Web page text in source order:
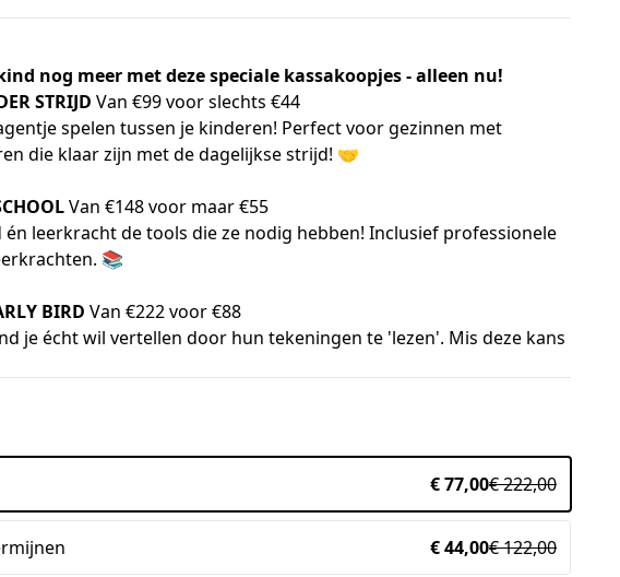
nog meer met deze speciale kassakoopjes - alleen nu!
STRIJD Van €99 voor slechts €44
spelen tussen je kinderen! Perfect voor gezinnen met
die klaar zijn met de dagelijkse strijd! 🤝
Van €148 voor maar €55
én leerkracht de tools die ze nodig hebben! Inclusief professionele
📚
BIRD Van €222 voor €88
je écht wil vertellen door hun tekeningen te 'lezen'. Mis deze kans
€ 77,00€ 222,00
€ 44,00€ 122,00